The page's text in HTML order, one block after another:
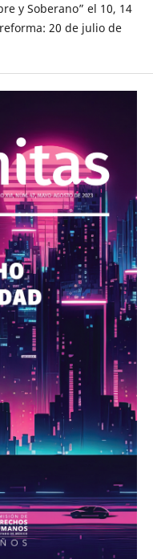
y Soberano” el 10, 14
20 de julio de